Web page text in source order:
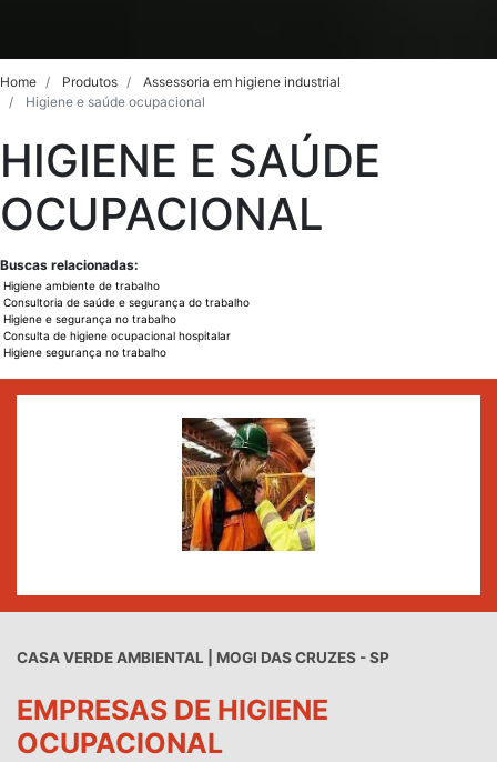
Home Produtos
Assessoria em higiene industrial
Higiene e saúde ocupacional
HIGIENE E SAÚDE
OCUPACIONAL
Buscas relacionadas:
Higiene ambiente de trabalho
Consultoria de saúde e segurança do trabalho
Higiene e segurança no trabalho
Consulta de higiene ocupacional hospitalar
Higiene segurança no trabalho
CASA VERDE AMBIENTAL | MOGI DAS CRUZES - SP
EMPRESAS DE HIGIENE
OCUPACIONAL